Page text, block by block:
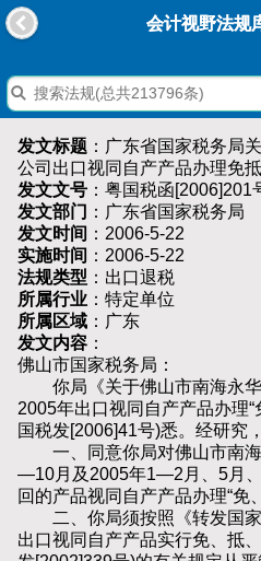
发文标题 ：广东省国家税务局
公司出口视同自产产品办理免
发文文号 ：粤国税函[2006]201
发文部门 ：广东省国家税务局
发文时间 ：2006-5-22
实施时间 ：2006-5-22
法规类型 ：出口退税
所属行业 ：特定单位
所属区域 ：广东
发文内容 ：
佛山市国家税务局：
你局《关于佛山市南海永
2005年出口视同自产产品办理
国税发[2006]41号)悉。经研究
一、同意你局对佛山市南海
—10月及2005年1—2月、5月
回的产品视同自产产品办理“免
二、你局须按照《转发国家
出口视同自产产品实行免、抵